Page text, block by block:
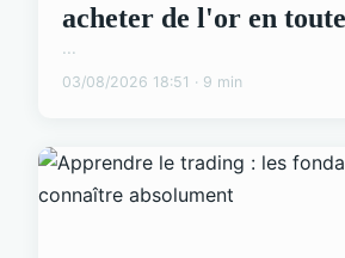
acheter de l'or en
...
03/08/2026 18:51 · 9 min